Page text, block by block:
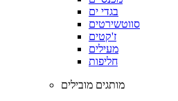
בגדי ים
סווטשירטים
ז'קטים
מעילים
חליפות
מותגים מובילים